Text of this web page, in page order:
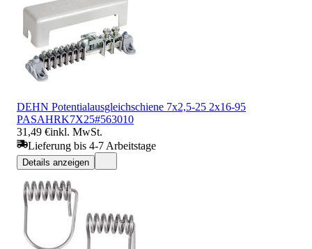
DEHN Potentialausgleichschiene 7x2,5-25 2x16-95
PASAHRK7X25#563010
31,49 €inkl. MwSt.
Lieferung bis 4-7 Arbeitstage
Details anzeigen